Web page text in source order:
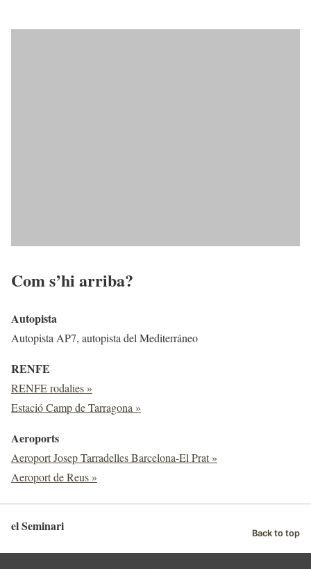
Com s’hi arriba?
Autopista
Autopista AP7, autopista del Mediterráneo
RENFE
RENFE rodalies »
Estació Camp de Tarragona »
Aeroports
Aeroport Josep Tarradelles Barcelona-El Prat »
Aeroport de Reus »
el Seminari Back to top